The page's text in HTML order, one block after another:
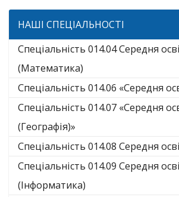
НАШІ СПЕЦІАЛЬНОСТІ
Спеціальність 014.04 Середня
(Математика)
Спеціальність 014.06 «Середня
Спеціальність 014.07 «Середня
(Географія)»
Спеціальність 014.08 Середня
Спеціальність 014.09 Середня
(Інформатика)